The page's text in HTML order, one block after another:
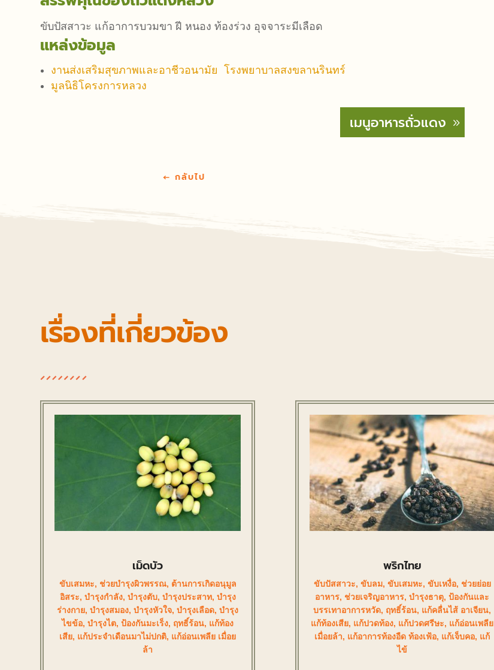
ขับปัสสาวะ แก้อาการบวมขา ฝี หนอง ท้องร่วง อุจจาระมีเลือด
แหล่งข้อมูล
งานส่งเสริมสุขภาพและอาชีวอนามัย โรงพยาบาลสงขลานรินทร์
มูลนิธิโครงการหลวง
เมนูอาหารถั่วแดง
← กลับไป
เรื่องที่เกี่ยวข้อง
เม็ดบัว
ขับเสมหะ, ช่วยบำรุงผิวพรรณ, ต้านการเกิดอนุมูล
อิสระ, บำรุงกำลัง, บำรุงตับ, บำรุงประสาท, บำรุง
ร่างกาย,บำรุงสมอง,บำรุงหัวใจ,บำรุงเลือด,บำรุง
ไขข้อ,บำรุงไต,ป้องกันมะเร็ง, ฤทธิ์ร้อน, แก้ท้อง
เสีย, แก้ประจำเดือนมาไม่ปกติ, แก้อ่อนเพลีย เมื่อย
ล้า
พริกไทย
ขับปัสสาวะ, ขับลม, ขับเสมหะ, ขับเหงื่อ, ช่วยย่อย
อาหาร, ช่วยเจริญอาหาร,บำรุงธาตุ,ป้องกันและ
บรรเทาอาการหวัด, ฤทธิ์ร้อน, แก้คลื่นไส้ อาเจียน,
แก้ท้องเสีย, แก้ปวดท้อง, แก้ปวดศรีษะ, แก้อ่อนเพลีย
เมื่อยล้า, แก้อาการท้องอืด ท้องเฟ้อ, แก้เจ็บคอ, แก้
ไข้